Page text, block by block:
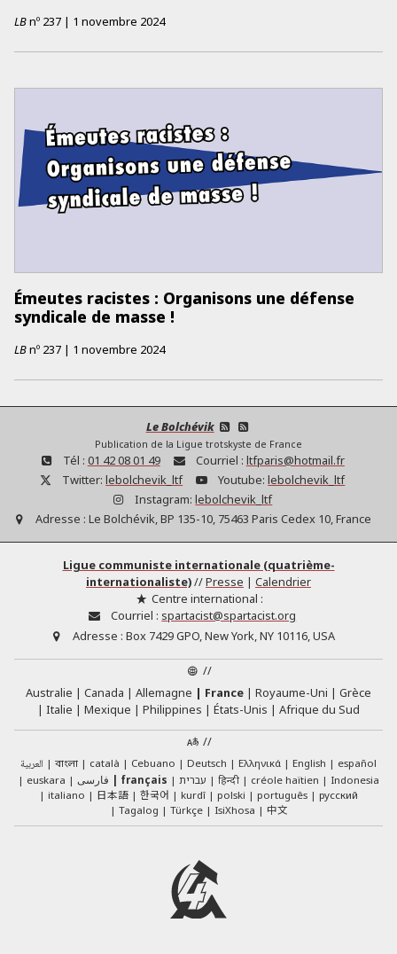
LBnº 237 | 1 novembre 2024
Émeutes racistes : Organisons une défense
syndicale de masse !
LBnº 237 | 1 novembre 2024
Le Bolchévik
Publication de la Ligue trotskyste de France
Tél : 01 42 08 01 49 Courriel : ltfparis@hotmail.fr
Twitter: lebolchevik_ltf Youtube: lebolchevik_ltf
Instagram: lebolchevik_ltf
Adresse : Le Bolchévik, BP 135-10, 75463 Paris Cedex 10, France
Ligue communiste internationale (quatrième-
internationaliste)//Presse | Calendrier
Centre international :
Courriel : spartacist@spartacist.org
Adresse : Box 7429 GPO, New York, NY 10116, USA
//
Australie
Canada Allemagne France Royaume-Uni
Grèce
Italie
Mexique Philippines États-Unis
Afrique du Sud
//
العربية বাংলা català Cebuano Deutsch Ελληνικά English
español
euskara
فارسی français עברית हिन्दी créole haïtien
Indonesia
italiano
日本語 한국어 kurdî polski português
русский
Tagalog
Türkçe IsiXhosa 中文